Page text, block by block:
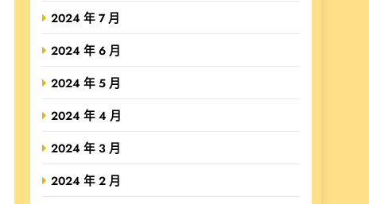
2024 年 7 月
2024 年 6 月
2024 年 5 月
2024 年 4 月
2024 年 3 月
2024 年 2 月